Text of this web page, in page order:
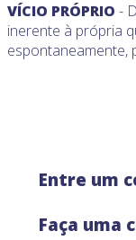
VÍCIO PRÓPRIO -
inerente à própria
espontaneamente,
Entre um
Faça uma